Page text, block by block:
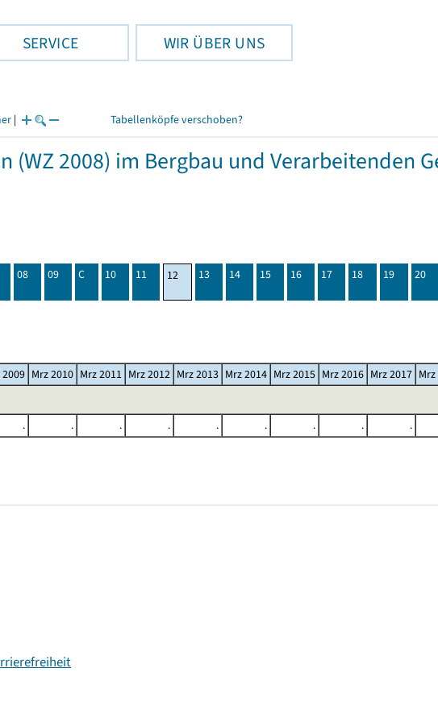
SERVICE WIR ÜBER UNS
| Tabellenköpfe verschoben?
(WZ 2008) im Bergbau und Verarbeitenden
08 09 C 10 11 12 13 14 15 16 17 18 19 20
2009 Mrz 2010 Mrz 2011 Mrz 2012 Mrz 2013 Mrz 2014 Mrz 2015 Mrz 2016 Mrz 2017
. . . . . . . . .